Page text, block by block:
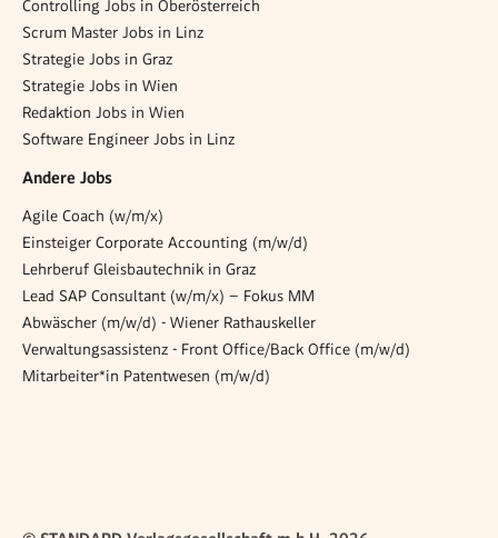
Controlling Jobs in Oberösterreich
Scrum Master Jobs in Linz
Strategie Jobs in Graz
Strategie Jobs in Wien
Redaktion Jobs in Wien
Software Engineer Jobs in Linz
Andere Jobs
Agile Coach (w/m/x)
Einsteiger Corporate Accounting (m/w/d)
Lehrberuf Gleisbautechnik in Graz
Lead SAP Consultant (w/m/x) – Fokus MM
Abwäscher (m/w/d) - Wiener Rathauskeller
Verwaltungsassistenz - Front Office/Back Office (m/w/d)
Mitarbeiter*in Patentwesen (m/w/d)